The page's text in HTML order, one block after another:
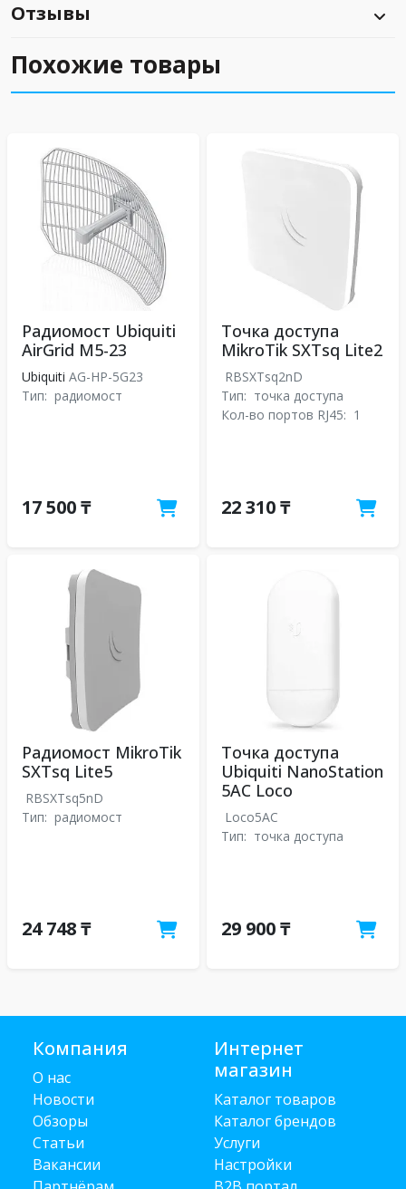
Отзывы
Похожие товары
Радиомост Ubiquiti
AirGrid M5-23
Ubiquiti AG-HP-5G23
Тип: радиомост
17 500 ₸
Точка доступа
MikroTik SXTsq Lite2
RBSXTsq2nD
Тип: точка доступа
Кол-во портов RJ45: 1
22 310 ₸
Радиомост MikroTik
SXTsq Lite5
RBSXTsq5nD
Тип: радиомост
24 748 ₸
Точка доступа
Ubiquiti NanoStation
5AC Loco
Loco5AC
Тип: точка доступа
29 900 ₸
Компания
О нас
Новости
Обзоры
Статьи
Вакансии
Интернет
магазин
Каталог товаров
Каталог брендов
Услуги
Настройки